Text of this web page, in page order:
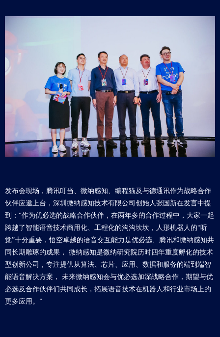
发布会现场，腾讯叮当、微纳感知、编程猫及与德通讯作为战略合作
伙伴应邀上台，深圳微纳感知技术有限公司创始人张国新在发言中提
到：“作为优必选的战略合作伙伴，在两年多的合作过程中，大家一起
跨越了智能语音技术商用化、工程化的沟沟坎坎，人形机器人的“听
觉”十分重要，悟空卓越的语音交互能力是优必选、腾讯和微纳感知共
同长期雕琢的成果， 微纳感知是微纳研究院历时四年重度孵化的技术
型创新公司，专注提供从算法、芯片、应用、数据和服务的端到端智
能语音解决方案， 未来微纳感知会与优必选加深战略合作，期望与优
必选及合作伙伴们共同成长，拓展语音技术在机器人和行业市场上的
更多应用。”